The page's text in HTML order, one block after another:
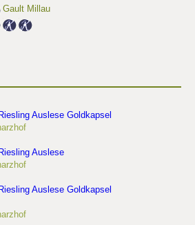
Gault Millau
Auslese Goldkapsel
Auslese
Auslese Goldkapsel